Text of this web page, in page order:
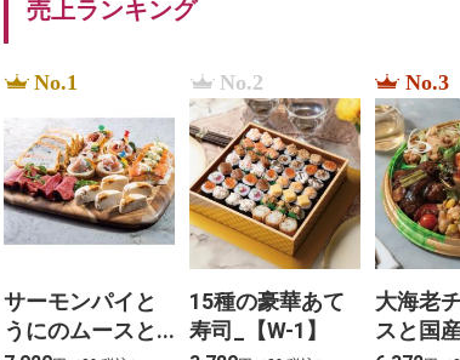
売上ランキング
No.1
サーモンパイと
うにのムースと3
No.2
15種の豪華あて
寿司_【W-1】
No.3
大海老
スと国